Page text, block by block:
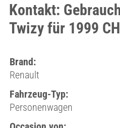
Kontakt:
Twizy für 1999
Brand:
Renault
Fahrzeug-Typ:
Personenwagen